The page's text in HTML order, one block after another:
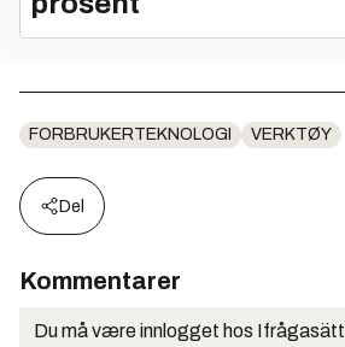
FORBRUKERTEKNOLOGI VERKTØY
Del
Kommentarer
Du må være innlogget hos